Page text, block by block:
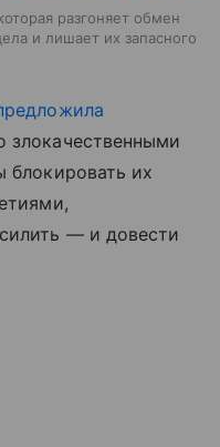
разгоняет обмен
и лишает их запасного
злокачественными
блокировать их
— и довести